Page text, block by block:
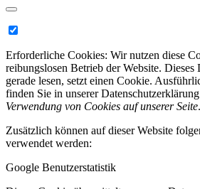
Erforderliche Cookies: Wir nutzen diese
reibungslosen Betrieb der Website. Dieses
gerade lesen, setzt einen Cookie.
finden Sie in unserer
Verwendung von Cookies auf unserer Seite.
Zusätzlich können auf dieser Website
verwendet werden:
Google Benutzerstatistik